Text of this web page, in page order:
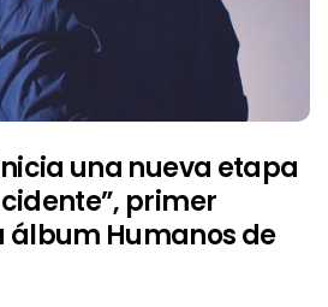
una nueva etapa
primer
álbum Humanos de